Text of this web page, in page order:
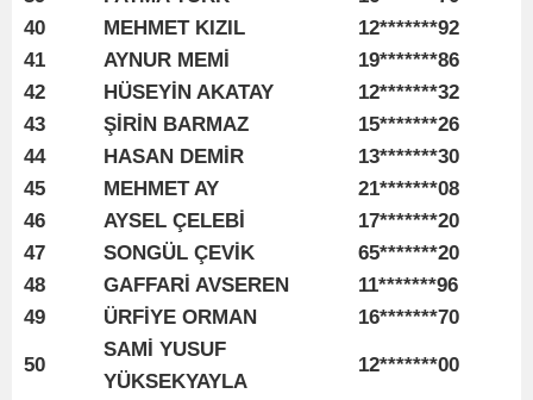
40
MEHMET KIZIL
12*******92
41
AYNUR MEMİ
19*******86
42
HÜSEYİN AKATAY
12*******32
43
ŞİRİN BARMAZ
15*******26
44
HASAN DEMİR
13*******30
45
MEHMET AY
21*******08
46
AYSEL ÇELEBİ
17*******20
47
SONGÜL ÇEVİK
65*******20
48
GAFFARİ AVSEREN
11*******96
49
ÜRFİYE ORMAN 16*******70
50
SAMİ YUSUF
YÜKSEKYAYLA
12*******00